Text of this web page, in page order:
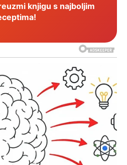
knjigu s najboljim